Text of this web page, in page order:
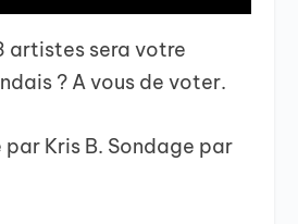
artistes sera votre
? A vous de voter.
Kris B. Sondage par